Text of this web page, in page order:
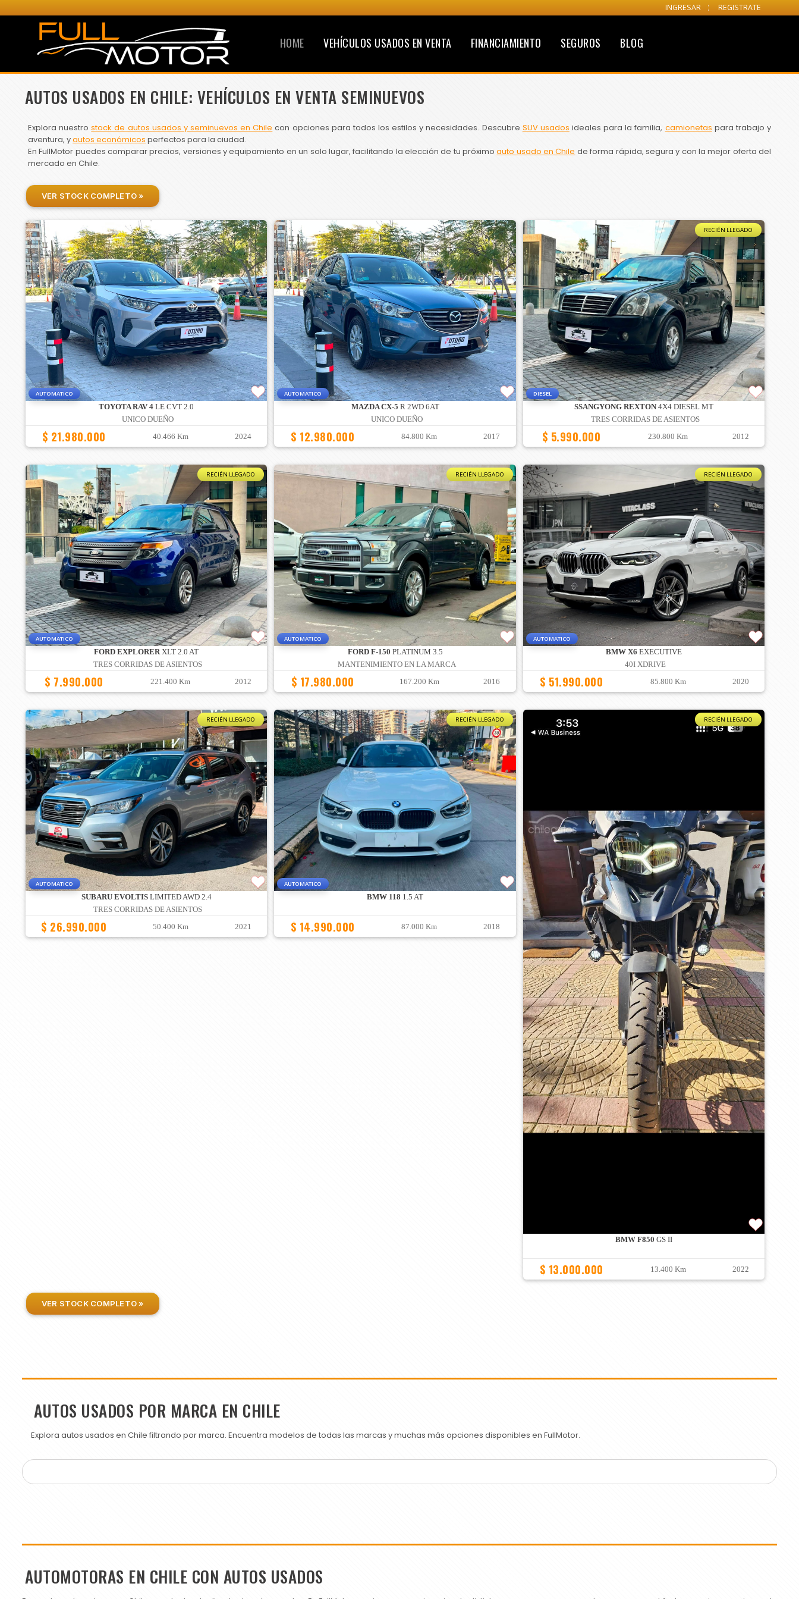
INGRESAR REGISTRATE
HOME VEHÍCULOS USADOS EN VENTA FINANCIAMIENTO SEGUROS BLOG
AUTOS USADOS EN CHILE: VEHÍCULOS EN VENTA SEMINUEVOS
Explora nuestrostock de autos usados y seminuevos en Chile con opciones para todos los estilos y necesidades. Descubre SUV usados ideales para la familia, camionetas para trabajo y
aventura, yautos económicos perfectos para la ciudad.
En FullMotor puedes comparar precios, versiones y equipamiento en un solo lugar, facilitando la elección de tu próximoauto usado en Chile de forma rápida, segura y con la mejor oferta del
mercado en Chile.
VER STOCK COMPLETO »
AUTOMATICO
TOYOTA RAV 4 LE CVT 2.0
UNICO DUEÑO
$ 21.980.000 40.466 Km 2024
AUTOMATICO
MAZDA CX-5 R 2WD 6AT
UNICO DUEÑO
$ 12.980.000 84.800 Km 2017
RECIÉN LLEGADO
DIESEL
SSANGYONG REXTON4X4 DIESEL MT
TRES CORRIDAS DE ASIENTOS
$ 5.990.000 230.800 Km 2012
RECIÉN LLEGADO
AUTOMATICO
FORD EXPLORERXLT 2.0 AT
TRES CORRIDAS DE ASIENTOS
$ 7.990.000 221.400 Km 2012
RECIÉN LLEGADO
AUTOMATICO
FORD F-150 PLATINUM 3.5
MANTENIMIENTO EN LA MARCA
$ 17.980.000 167.200 Km 2016
RECIÉN LLEGADO
AUTOMATICO
BMW X6 EXECUTIVE
40I XDRIVE
$ 51.990.000 85.800 Km 2020
RECIÉN LLEGADO
AUTOMATICO
SUBARU EVOLTISLIMITED AWD 2.4
TRES CORRIDAS DE ASIENTOS
$ 26.990.000 50.400 Km 2021
RECIÉN LLEGADO
AUTOMATICO
BMW 118 1.5 AT
$ 14.990.000 87.000 Km 2018
RECIÉN LLEGADO
BMW F850 GS II
$ 13.000.000 13.400 Km 2022
VER STOCK COMPLETO »
AUTOS USADOS POR MARCA EN CHILE
Explora autos usados en Chile filtrando por marca. Encuentra modelos de todas las marcas y muchas más opciones disponibles en FullMotor.
AUTOMOTORAS EN CHILE CON AUTOS USADOS